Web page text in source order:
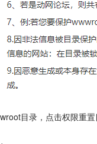
目录，点击权限重